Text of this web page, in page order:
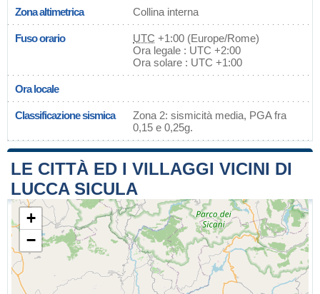
Zona altimetrica Collina interna
Fuso orario UTC +1:00 (Europe/Rome)
Ora legale : UTC +2:00
Ora solare : UTC +1:00
Ora locale
Classificazione sismica
Zona 2: sismicità media, PGA fra
0,15 e 0,25g.
LE CITTÀ ED I VILLAGGI VICINI DI
LUCCA SICULA
+
−